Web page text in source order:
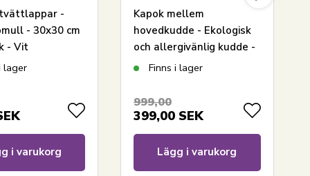
-
- 30x30 cm
- Vit
lager
i varukorg
Kapok mellem
hovedkudde - Ekologisk
och allergivänlig kudde -
50x60 cm - Nature By
Finns i lager
999,00
399,00 SEK
Lägg i varukorg